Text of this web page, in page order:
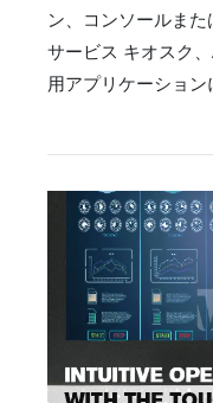
ン、コンソールま
サービス キオスク
用アプリケーション